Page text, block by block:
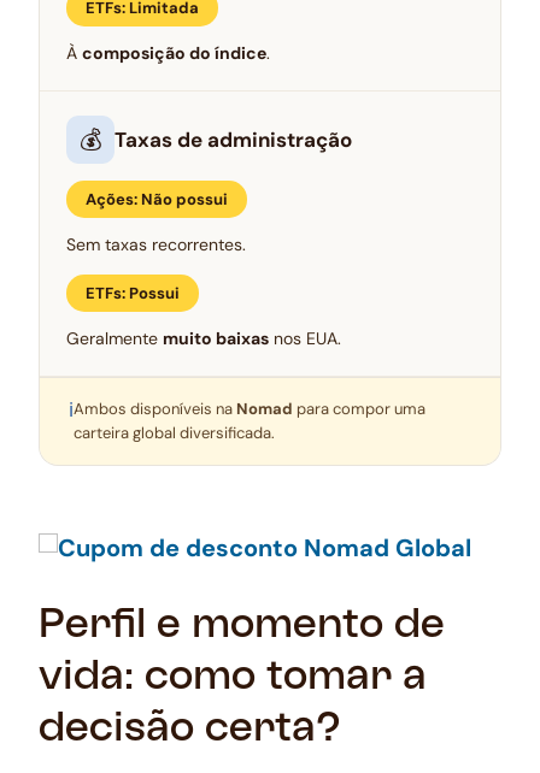
ETFs: Limitada
À composição do índice.
💰 Taxas de administração
Ações: Não possui
Sem taxas recorrentes.
ETFs: Possui
Geralmente muito baixas nos EUA.
ℹAmbos disponíveis na Nomad para compor uma
carteira global diversificada.
Perfil e momento de
vida: como tomar a
decisão certa?